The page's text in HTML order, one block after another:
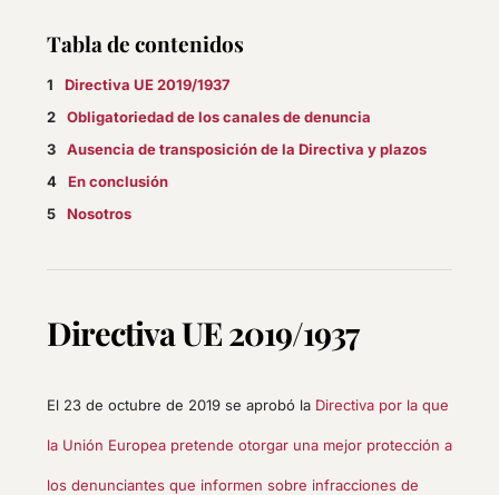
Tabla de contenidos
Directiva UE 2019/1937
Obligatoriedad de los canales de denuncia
Ausencia de transposición de la Directiva y plazos
En conclusión
Nosotros
Directiva UE 2019/1937
El 23 de octubre de 2019 se aprobó la Directiva por la que
la Unión Europea pretende otorgar una mejor protección a
los denunciantes que informen sobre infracciones de